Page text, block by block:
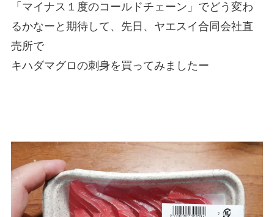
「マイナス１度のコールドチェーン」でどう変わ
るかなーと期待して、先日、ヤエスイ合同会社直
売所で
キハダマグロの刺身を買ってみましたー